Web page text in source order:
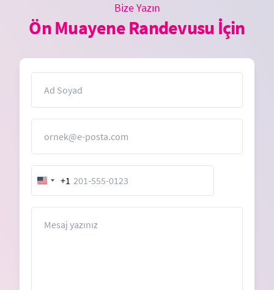
Bize Yazın
Ön Muayene Randevusu İçin
United
States
+1